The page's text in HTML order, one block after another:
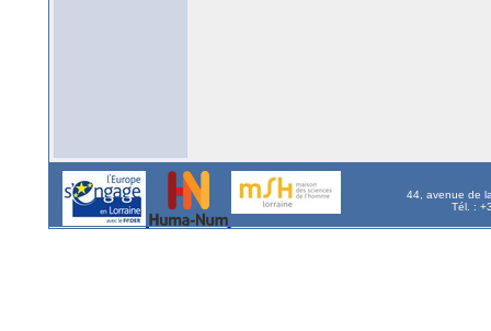
44, avenue de
Tél. :